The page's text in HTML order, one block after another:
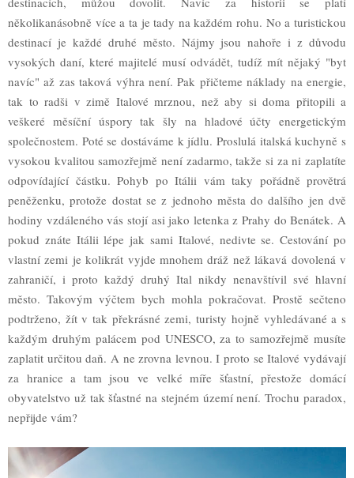
několikanásobně více a ta je tady na každém rohu. No a turistickou
destinací je každé druhé město. Nájmy jsou nahoře i z důvodu
vysokých daní, které majitelé musí odvádět, tudíž mít nějaký "byt
navíc" až zas taková výhra není. Pak přičteme náklady na energie,
tak to radši v zimě Italové mrznou, než aby si doma přitopili a
veškeré měsíční úspory tak šly na hladové účty energetickým
společnostem. Poté se dostáváme k jídlu. Proslulá italská kuchyně s
vysokou kvalitou samozřejmě není zadarmo, takže si za ni zaplatíte
odpovídající částku. Pohyb po Itálii vám taky pořádně provětrá
peněženku, protože dostat se z jednoho města do dalšího jen dvě
hodiny vzdáleného vás stojí asi jako letenka z Prahy do Benátek. A
pokud znáte Itálii lépe jak sami Italové, nedivte se. Cestování po
vlastní zemi je kolikrát vyjde mnohem dráž než lákavá dovolená v
zahraničí, i proto každý druhý Ital nikdy nenavštívil své hlavní
město. Takovým výčtem bych mohla pokračovat. Prostě sečteno
podtrženo, žít v tak překrásné zemi, turisty hojně vyhledávané a s
každým druhým palácem pod UNESCO, za to samozřejmě musíte
zaplatit určitou daň. A ne zrovna levnou. I proto se Italové vydávají
za hranice a tam jsou ve velké míře šťastní, přestože domácí
obyvatelstvo už tak šťastné na stejném území není. Trochu paradox,
nepřijde vám?